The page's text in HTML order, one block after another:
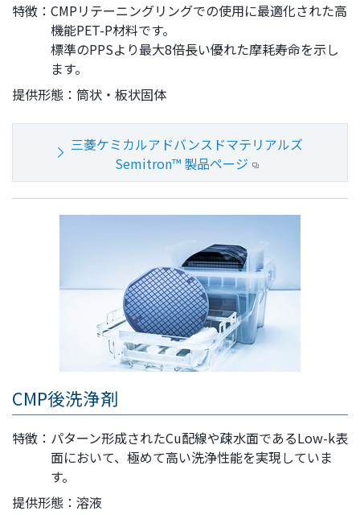
特徴： CMPリテーニングリングでの使用に最適化された高
機能PET-P材料です。
標準のPPSより最大8倍長い優れた摩耗寿命を示し
ます。
提供形態： 筒状・板状固体
三菱ケミカルアドバンスドマテリアルズ
Semitron™ 製品ページ
CMP後洗浄剤
特徴： パターン形成されたCu配線や疎水面であるLow-k表
面において、極めて高い洗浄性能を実現していま
す。
提供形態： 溶液